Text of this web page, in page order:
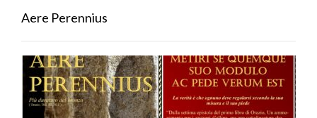
Aere Perennius